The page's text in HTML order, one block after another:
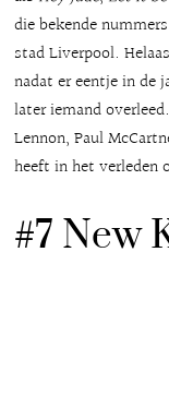
die bekende
stad Liverpool.
nadat er eentje in de
later iemand
Lennon, Paul
heeft in het verleden
#7 New